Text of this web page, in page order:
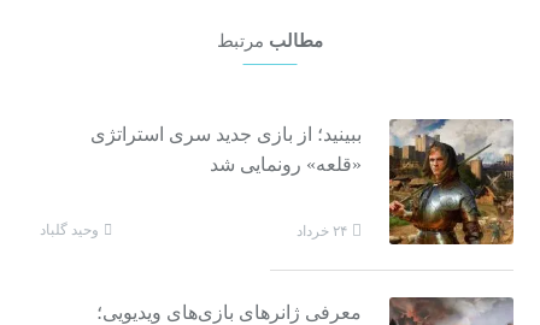
مطالب مرتبط
ببینید؛ از بازی جدید سری استراتژی
«قلعه» رونمایی شد
۲۴ خرداد وحید گلباد
معرفی ژانرهای بازی‌های ویدیویی؛